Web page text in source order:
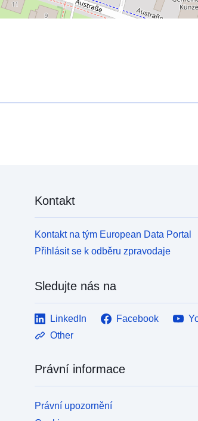
Kontakt
Kontakt na tým European Data Portal
Přihlásit se k odběru zpravodaje
Sledujte nás na
LinkedIn Facebook
Other
Právní informace
Právní upozornění